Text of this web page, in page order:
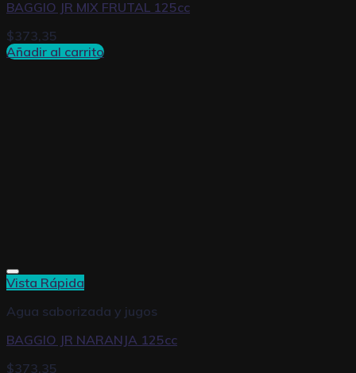
BAGGIO JR MIX FRUTAL 125cc
$373,35
Añadir al carrito
Vista Rápida
Agua saborizada y jugos
BAGGIO JR NARANJA 125cc
$373,35